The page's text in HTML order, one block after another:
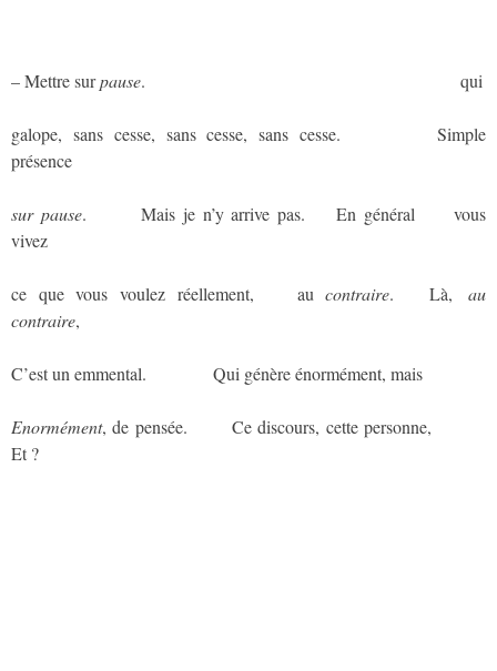
– Mettre surpause. qui
galope, sans cesse, sans cesse, sans cesse.
Simple
présence
sur pause. Mais je n’y arrive pas. aaaEn général aaaavous
vivez
ce que vous voulez réellement, aucontraire. aaaLà, aaau
contraire,
C’est un emmental. Qui génère énormément, mais
Enormément, de pensée. Ce discours, cette personne,
Et ?